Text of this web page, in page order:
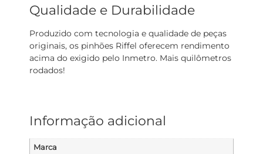
Qualidade e Durabilidade
Produzido com tecnologia e qualidade de peças
originais, os pinhões Riffel oferecem rendimento
acima do exigido pelo Inmetro. Mais quilômetros
rodados!
Informação adicional
Marca